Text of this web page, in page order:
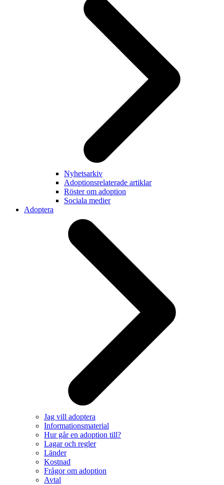
Nyhetsarkiv
Adoptionsrelaterade artiklar
Röster om adoption
Sociala medier
Adoptera
Jag vill adoptera
Informationsmaterial
Hur går en adoption till?
Lagar och regler
Länder
Kostnad
Frågor om adoption
Avtal